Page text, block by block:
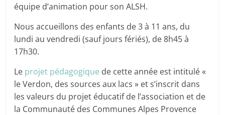
équipe d’animation pour son ALSH.
Nous accueillons des enfants de 3 à 11 ans, du
lundi au vendredi (sauf jours fériés), de 8h45 à
17h30.
Le projet pédagogique de cette année est intitulé «
le Verdon, des sources aux lacs » et s’inscrit dans
les valeurs du projet éducatif de l’association et de
la Communauté des Communes Alpes Provence